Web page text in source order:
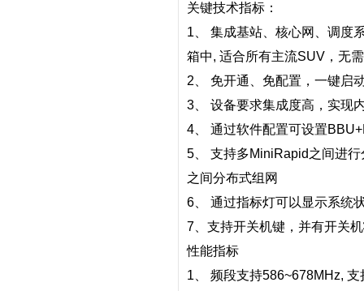
关键技术指标：
1
集成基站、核心网、调度
箱中, 适合所有主流SUV ，无
2
免开通、免配置，一键启
3
设备要求集成度高，实现
4
通过软件配置可设置
5
支持多MiniRapid之间进
之间分布式组网
6
通过指标灯可以显示系统
7 、支持开关机键，并有开关
性能指标
1
频段支持586~678MHz, 支